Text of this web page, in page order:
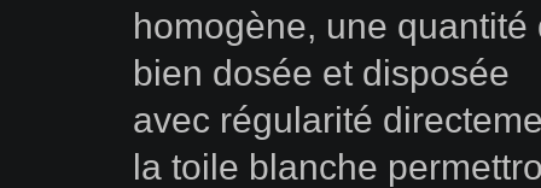
homogène, une quantité
bien dosée et disposée
avec régularité
la toile blanche